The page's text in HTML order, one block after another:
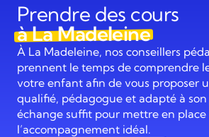
Prendre des cours
à La Madeleine
À La Madeleine, nos conseillers
prennent le temps de comprendre
votre enfant afin de vous proposer
qualifié, pédagogue et adapté à
échange suffit pour mettre en place
l’accompagnement idéal.